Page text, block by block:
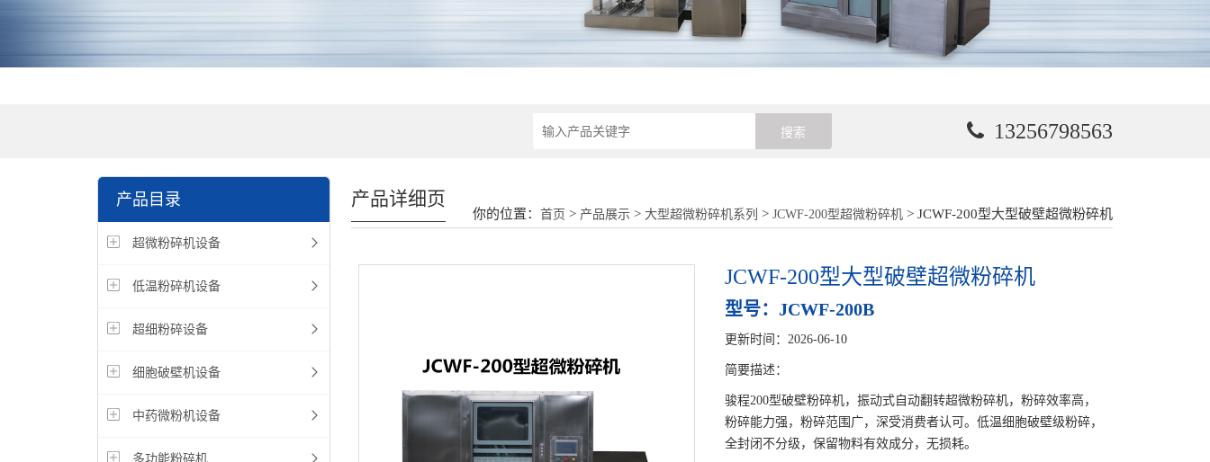
13256798563
产品目录
超微粉碎机设备
低温粉碎机设备
超细粉碎设备
细胞破壁机设备
中药微粉机设备
多功能粉碎机
你的位置：首页 > 产品展示 >大型超微粉碎机系列 >JCWF-200型超微粉碎机 > JCWF-200型大型破壁超微粉碎机
产品详细页
JCWF-200型大型破壁超微粉碎机
型号：JCWF-200B
更新时间：2026-06-10
简要描述：
骏程200型破壁粉碎机，振动式自动翻转超微粉碎机，粉碎效率高，
粉碎能力强，粉碎范围广，深受消费者认可。低温细胞破壁级粉碎，
全封闭不分级，保留物料有效成分，无损耗。